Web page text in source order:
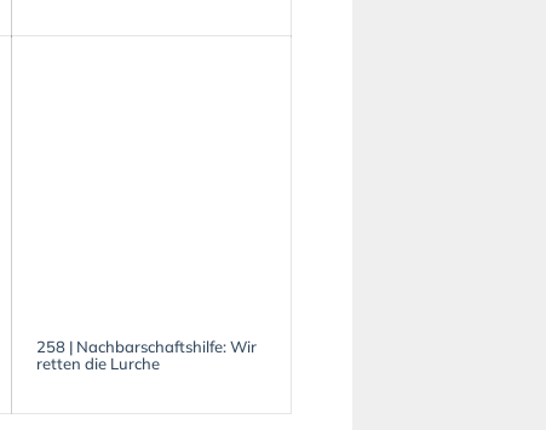
258 | Nachbarschaftshilfe: Wir
retten die Lurche